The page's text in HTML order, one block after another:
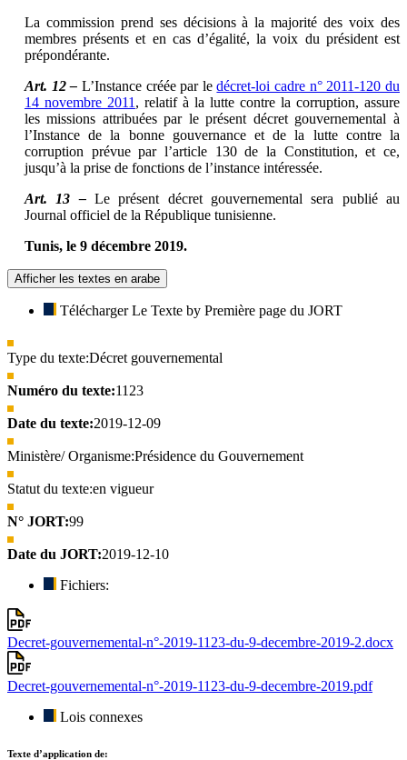
La commission prend ses décisions à la majorité des voix des
membres présents et en cas d’égalité, la voix du président est
prépondérante.
Art. 12 – L’Instance créée par ledécret-loi cadre n° 2011-120 du
14 novembre 2011 , relatif à la lutte contre la corruption, assure
les missions attribuées par le présent décret gouvernemental à
l’Instance de la bonne gouvernance et de la lutte contre la
corruption prévue par l’article 130 de la Constitution, et ce,
jusqu’à la prise de fonctions de l’instance intéressée.
Art. 13 – Le présent décret gouvernemental sera publié au
Journal officiel de la République tunisienne.
Tunis, le 9 décembre 2019.
Afficher les textes en arabe
Télécharger Le Texte by Première page du JORT
Type du texte:Décret gouvernemental
Numéro du texte:1123
Date du texte:2019-12-09
Ministère/ Organisme:Présidence du Gouvernement
Statut du texte:en vigueur
N° JORT:99
Date du JORT:2019-12-10
Fichiers:
Decret-gouvernemental-n°-2019-1123-du-9-decembre-2019-2.docx
Decret-gouvernemental-n°-2019-1123-du-9-decembre-2019.pdf
Lois connexes
Texte d’application de: